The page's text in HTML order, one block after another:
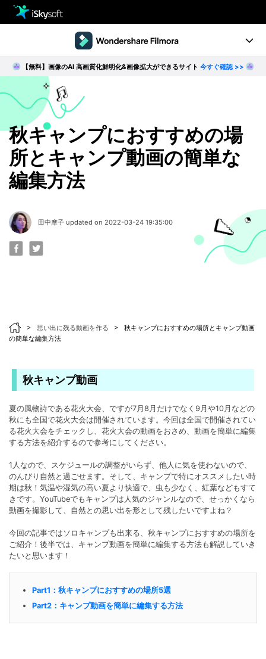
Utility
製品活用事例
ストア
ダウンロード
サポート
製品ページ
Filmstock
操作ガイド
動作環境
動画編集の基本とコツ
無料ダウンロード
【無料】画像のAI 高画質化鮮明化&画像拡大ができるサイト 今すぐ確認 >>
秋キャンプにおすすめの場
所とキャンプ動画の簡単な
編集方法
田中摩子 updated on 2022-03-24 19:35:00
> 思い出に残る動画を作る >
秋キャンプにおすすめの場所とキャンプ動画
の簡単な編集方法
秋キャンプ動画
夏の風物詩である花火大会、ですが7月8月だけでなく9月や10月などの
秋にも全国で花火大会は開催されています。今回は全国で開催されてい
る花火大会をチェックし、花火大会の動画をおさめ、動画を簡単に編集
する方法を紹介するので参考にしてください。
1人なので、スケジュールの調整がいらず、他人に気を使わないので、
のんびり自然と過ごせます。そして、キャンプで特にオススメしたい時
期は秋！気温や湿気の高い夏より快適で、虫も少なく、紅葉などもすて
きです。YouTubeでもキャンプは人気のジャンルなので、せっかくなら
動画を撮影して、自然との思い出を形として残したいですよね？
今回の記事ではソロキャンプも出来る、秋キャンプにおすすめの場所を
ご紹介！後半では、キャンプ動画を簡単に編集する方法も解説していき
たいと思います！
Part1：秋キャンプにおすすめの場所5選
Part2：キャンプ動画を簡単に編集する方法